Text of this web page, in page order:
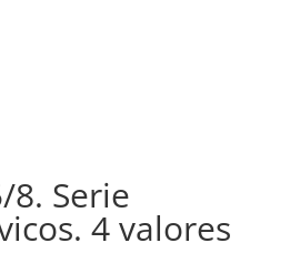
8. Serie
4 valores